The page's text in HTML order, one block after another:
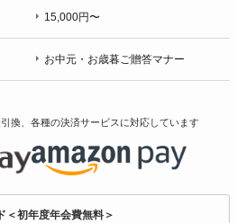
15,000円〜
お中元・お歳暮ご贈答マナー
換、各種の決済サービスに対応しています
＜初年度年会費無料＞